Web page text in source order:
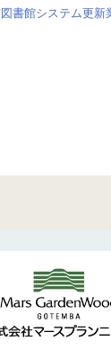
書館システム更新